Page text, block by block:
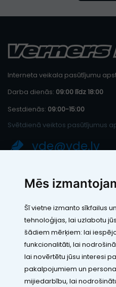
Mēs
Šī vietne izmanto sīkfailus
tehnoloģijas, lai uzlabotu
šādiem mērķiem: lai
funkcionalitāti, lai
lai novērtētu jūsu interesi
pakalpojumiem un
mijiedarbību, lai
Interneta veikala pasūtījumu
Darba dienās: 09:00 līdz 18:00
Sestdienās: 09:00-15:00
Svētdienā veiktos pasūtījumus
vde@vde.lv
SIA "LEIC TH"
Reģ. Nr.: 40103394280
Juridiskā adrese: Rāmuļu iela 33,
Banka: Paysera LT, UAB
SWIFT: EVIULT21
Konts: LT123500010005426773
Kontakti